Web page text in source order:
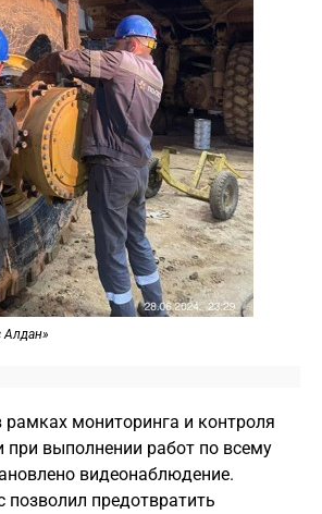
мониторинга и контроля
при выполнении работ по всему
видеонаблюдение.
предотвратить